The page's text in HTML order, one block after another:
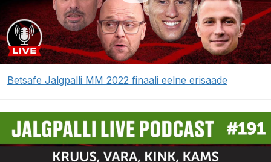
Betsafe Jalgpalli MM 2022 finaali eelne erisaade